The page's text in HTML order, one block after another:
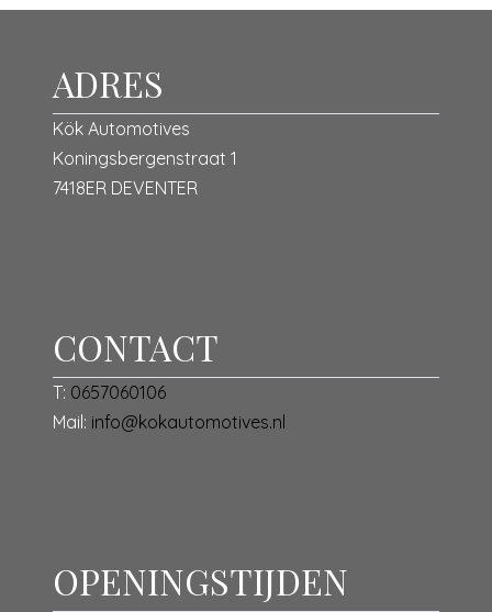
ADRES
Kök Automotives
Koningsbergenstraat 1
7418ER DEVENTER
CONTACT
T: 0657060106
Mail: info@kokautomotives.nl
OPENINGSTIJDEN